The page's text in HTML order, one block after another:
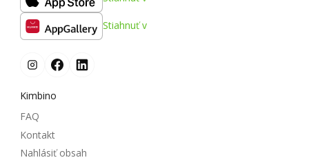
Stiahnuť v
Kimbino
FAQ
Kontakt
Nahlásiť obsah